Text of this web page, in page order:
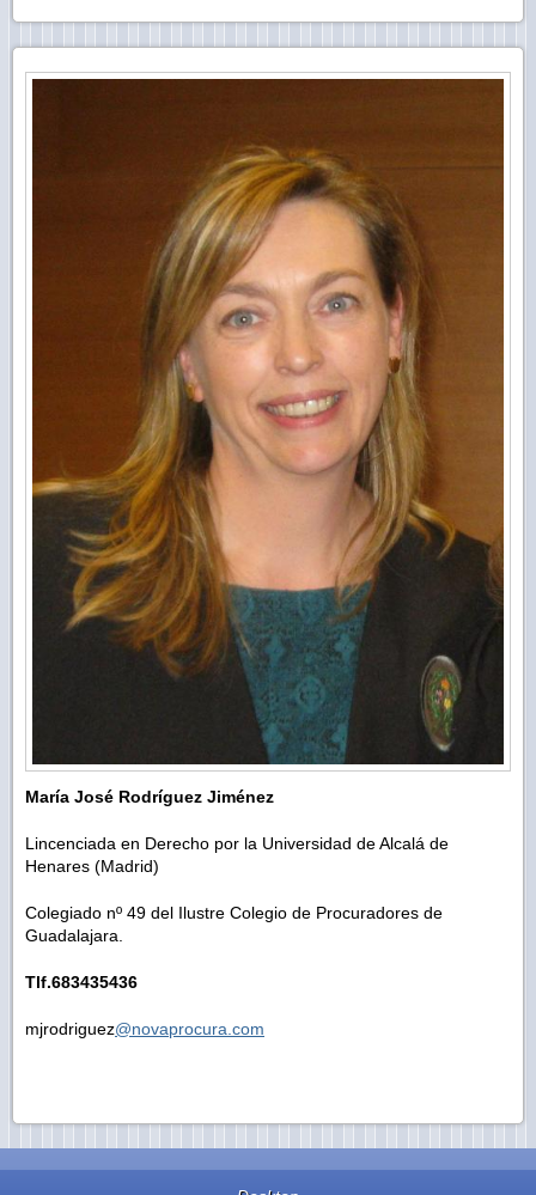
María José Rodríguez Jiménez
Lincenciada en Derecho por la Universidad de Alcalá de
Henares (Madrid)
Colegiado nº 49 del Ilustre Colegio de Procuradores de
Guadalajara.
Tlf.683435436
mjrodriguez@novaprocura.com